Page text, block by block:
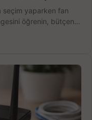
seçim yaparken fan
öğrenin, bütçenizi